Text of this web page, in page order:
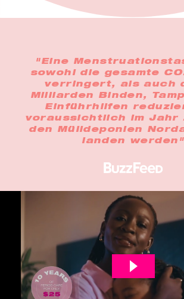
"Eine
sowohl die gesamte
verringert, als auch
Milliarden Binden,
Einführhilfen
voraussichtlich im Jahr
den Mülldeponien
landen werden"